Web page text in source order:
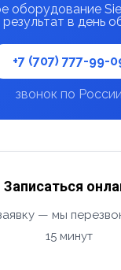
оборудование
результат в день
+7 (707) 777-99-
звонок по России
Записаться
— мы
15 минут